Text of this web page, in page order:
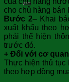
cho chủ hàng bán
Bước 2– Khai
xuất khẩu theo
phải thể hiện
trước đó.
+ Đối với cơ
Thực hiện thủ tục
theo hợp đồng